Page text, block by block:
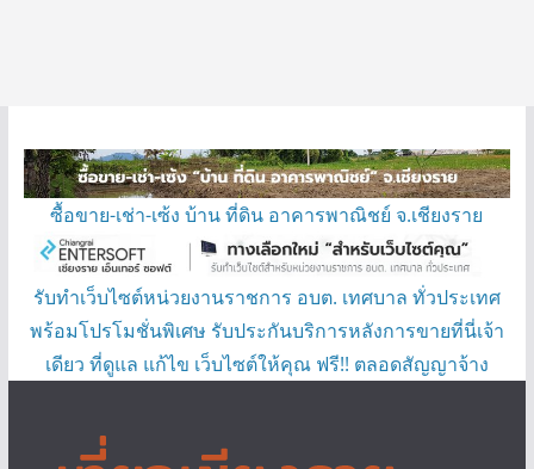
ซื้อขาย-เช่า-เซ้ง บ้าน ที่ดิน อาคารพาณิชย์ จ.เชียงราย
รับทำเว็บไซต์หน่วยงานราชการ อบต. เทศบาล ทั่วประเทศ
พร้อมโปรโมชั่นพิเศษ รับประกันบริการหลังการขายที่นี่เจ้า
เดียว ที่ดูแล แก้ไข เว็บไซต์ให้คุณ ฟรี!! ตลอดสัญญาจ้าง